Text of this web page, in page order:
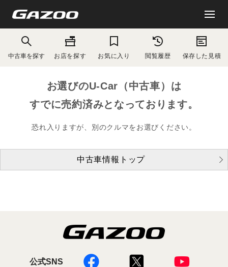
中古車を探す お店を探す お気に入り 閲覧履歴 保存した見積
お選びのU-Car（中古車）は
すでに売約済みとなっております。
恐れ入りますが、別のクルマをお選びください。
中古車情報トップ
公式SNS